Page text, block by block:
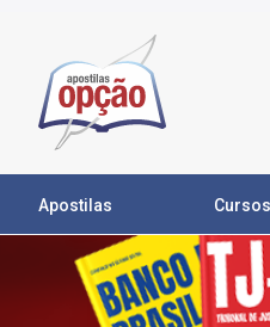
Apostilas Cursos